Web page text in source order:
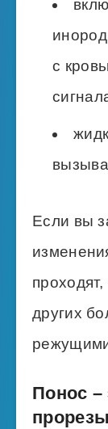
с
Если вы
других
Понос –